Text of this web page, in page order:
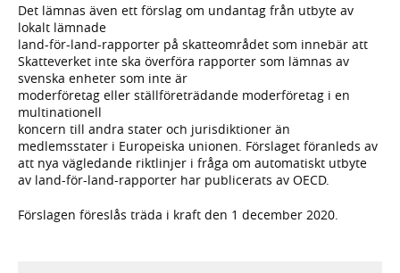
Det lämnas även ett förslag om undantag från utbyte av
lokalt lämnade
land-för-land-rapporter på skatteområdet som innebär att
Skatteverket inte ska överföra rapporter som lämnas av
svenska enheter som inte är
moderföretag eller ställföreträdande moderföretag i en
multinationell
koncern till andra stater och jurisdiktioner än
medlemsstater i Europeiska unionen. Förslaget föranleds av
att nya vägledande riktlinjer i fråga om automatiskt utbyte
av land-för-land-rapporter har publicerats av OECD.
Förslagen föreslås träda i kraft den 1 december 2020.